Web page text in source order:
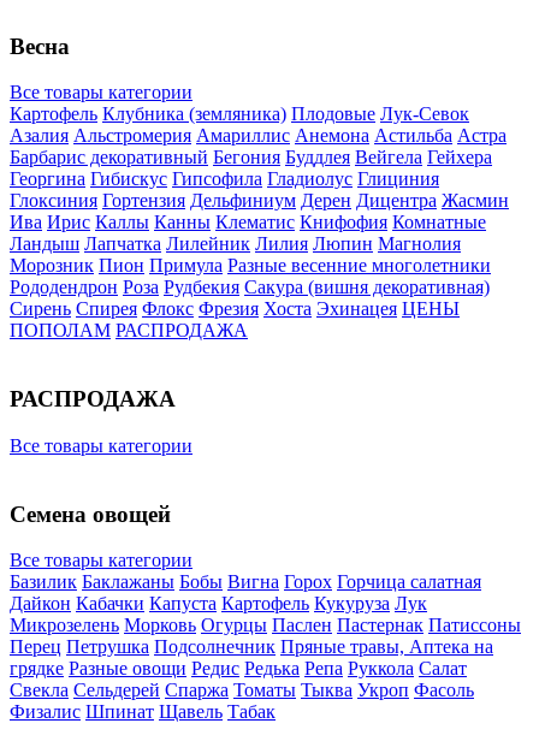
Весна
Все товары категории
Картофель Клубника (земляника) Плодовые Лук-Севок
Азалия Альстромерия Амариллис Анемона Астильба Астра
Барбарис декоративный Бегония Буддлея Вейгела Гейхера
Георгина Гибискус Гипсофила Гладиолус Глициния
Глоксиния Гортензия Дельфиниум Дерен Дицентра Жасмин
Ива Ирис Каллы Канны Клематис Книфофия Комнатные
Ландыш Лапчатка Лилейник Лилия Люпин Магнолия
Морозник Пион Примула Разные весенние многолетники
Рододендрон Роза Рудбекия Сакура (вишня декоративная)
Сирень Спирея Флокс Фрезия Хоста Эхинацея ЦЕНЫ
ПОПОЛАМ РАСПРОДАЖА
РАСПРОДАЖА
Все товары категории
Семена овощей
Все товары категории
Базилик Баклажаны Бобы Вигна Горох Горчица салатная
Дайкон Кабачки Капуста Картофель Кукуруза Лук
Микрозелень Морковь Огурцы Паслен Пастернак Патиссоны
Перец Петрушка Подсолнечник Пряные травы, Аптека на
грядке Разные овощи Редис Редька Репа Руккола Салат
Свекла Сельдерей Спаржа Томаты Тыква Укроп Фасоль
Физалис Шпинат Щавель Табак